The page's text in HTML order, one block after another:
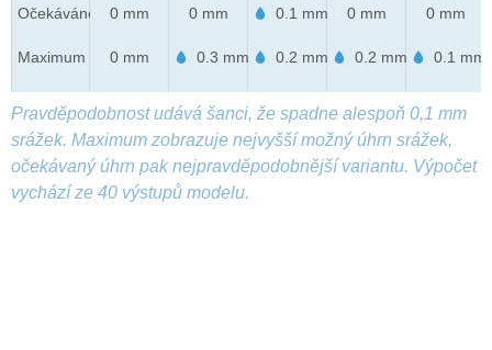
Očekáváno
Maximum
0 mm
0 mm
0 mm
0.3 mm
0.1 mm
0.2 mm
0 mm
0.2 mm
0 mm
0.1 mm
Pravděpodobnost udává šanci, že spadne alespoň 0,1 mm
srážek. Maximum zobrazuje nejvyšší možný úhrn srážek,
očekávaný úhrn pak nejpravděpodobnější variantu. Výpočet
vychází ze 40 výstupů modelu.